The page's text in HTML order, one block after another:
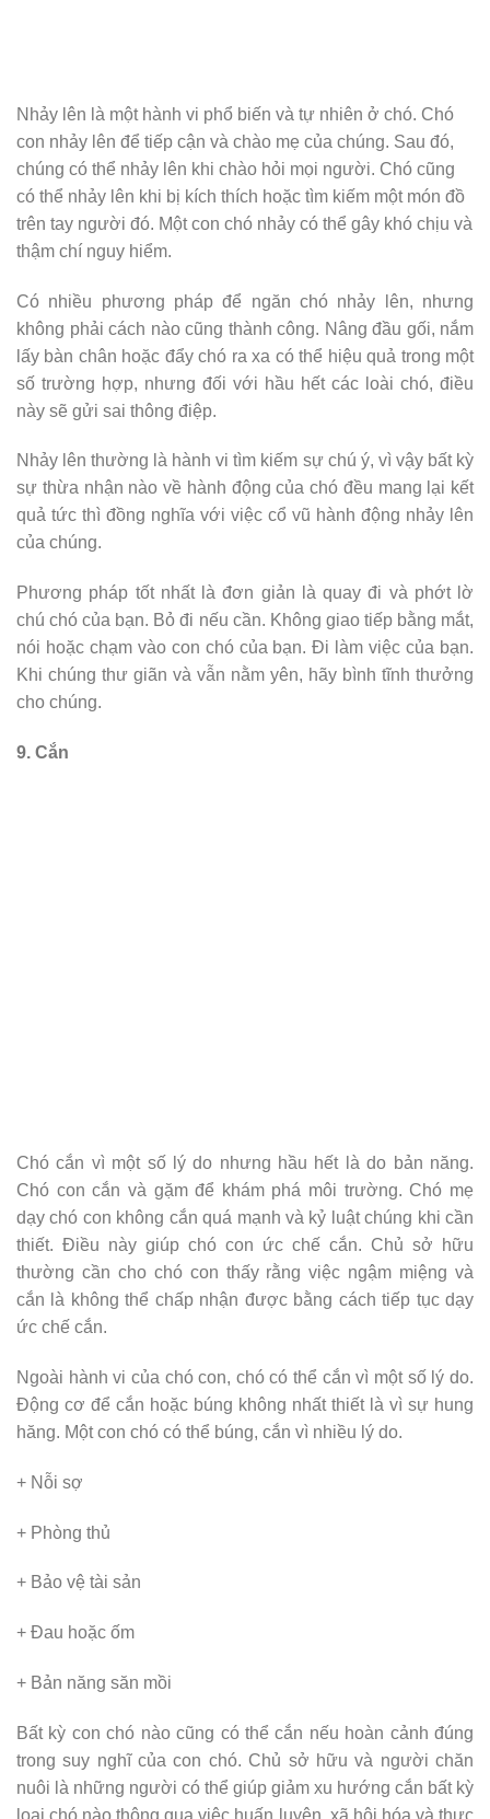
Nhảy lên là một hành vi phổ biến và tự nhiên ở chó. Chó
con nhảy lên để tiếp cận và chào mẹ của chúng. Sau đó,
chúng có thể nhảy lên khi chào hỏi mọi người. Chó cũng
có thể nhảy lên khi bị kích thích hoặc tìm kiếm một món đồ
trên tay người đó. Một con chó nhảy có thể gây khó chịu và
thậm chí nguy hiểm.
Có nhiều phương pháp để ngăn chó nhảy lên, nhưng
không phải cách nào cũng thành công. Nâng đầu gối, nắm
lấy bàn chân hoặc đẩy chó ra xa có thể hiệu quả trong một
số trường hợp, nhưng đối với hầu hết các loài chó, điều
này sẽ gửi sai thông điệp.
Nhảy lên thường là hành vi tìm kiếm sự chú ý, vì vậy bất kỳ
sự thừa nhận nào về hành động của chó đều mang lại kết
quả tức thì đồng nghĩa với việc cổ vũ hành động nhảy lên
của chúng.
Phương pháp tốt nhất là đơn giản là quay đi và phớt lờ
chú chó của bạn. Bỏ đi nếu cần. Không giao tiếp bằng mắt,
nói hoặc chạm vào con chó của bạn. Đi làm việc của bạn.
Khi chúng thư giãn và vẫn nằm yên, hãy bình tĩnh thưởng
cho chúng.
9. Cắn
Chó cắn vì một số lý do nhưng hầu hết là do bản năng.
Chó con cắn và gặm để khám phá môi trường. Chó mẹ
dạy chó con không cắn quá mạnh và kỷ luật chúng khi cần
thiết. Điều này giúp chó con ức chế cắn. Chủ sở hữu
thường cần cho chó con thấy rằng việc ngậm miệng và
cắn là không thể chấp nhận được bằng cách tiếp tục dạy
ức chế cắn.
Ngoài hành vi của chó con, chó có thể cắn vì một số lý do.
Động cơ để cắn hoặc búng không nhất thiết là vì sự hung
hăng. Một con chó có thể búng, cắn vì nhiều lý do.
+ Nỗi sợ
+ Phòng thủ
+ Bảo vệ tài sản
+ Đau hoặc ốm
+ Bản năng săn mồi
Bất kỳ con chó nào cũng có thể cắn nếu hoàn cảnh đúng
trong suy nghĩ của con chó. Chủ sở hữu và người chăn
nuôi là những người có thể giúp giảm xu hướng cắn bất kỳ
loại chó nào thông qua việc huấn luyện, xã hội hóa và thực